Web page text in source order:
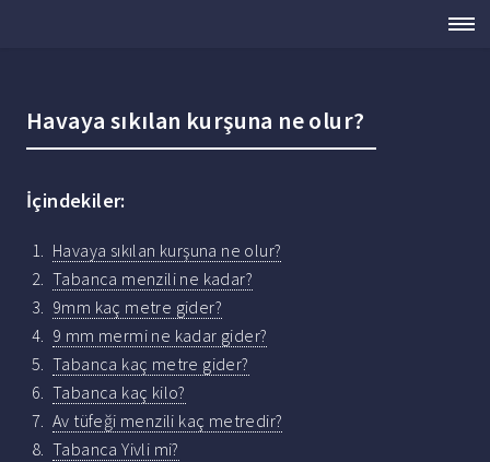
Havaya sıkılan kurşuna ne olur?
İçindekiler:
Havaya sıkılan kurşuna ne olur?
Tabanca menzili ne kadar?
9mm kaç metre gider?
9 mm mermi ne kadar gider?
Tabanca kaç metre gider?
Tabanca kaç kilo?
Av tüfeği menzili kaç metredir?
Tabanca Yivli mi?